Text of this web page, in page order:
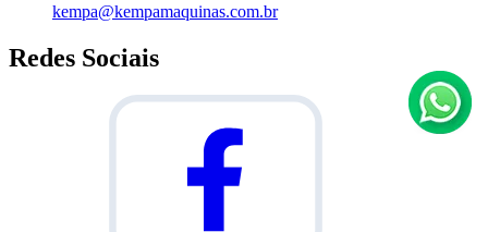
kempa@kempamaquinas.com.br
Redes Sociais